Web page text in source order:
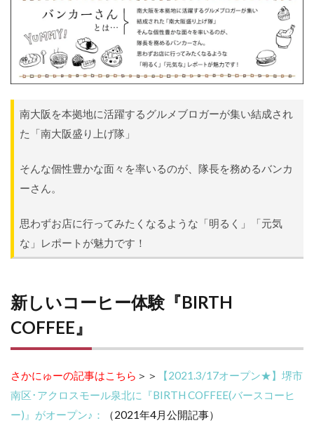
南大阪を本拠地に活躍するグルメブロガーが集い結成され
た「南大阪盛り上げ隊」
そんな個性豊かな面々を率いるのが、隊長を務めるバンカ
ーさん。
思わずお店に行ってみたくなるような「明るく」「元気
な」レポートが魅力です！
新しいコーヒー体験『BIRTH
COFFEE』
さかにゅーの記事はこちら ＞＞
【2021.3/17オープン★】堺市
南区･アクロスモール泉北に『BIRTH COFFEE(バースコーヒ
ー)』がオープン♪：
（2021年4月公開記事）